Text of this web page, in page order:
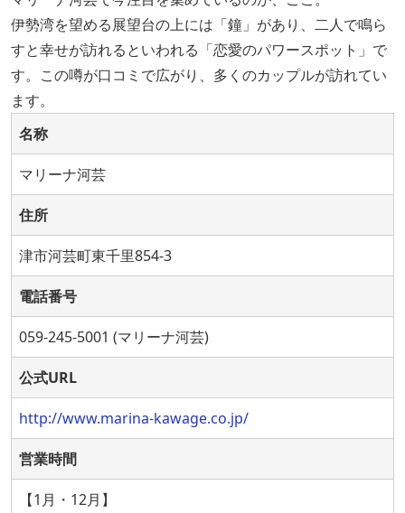
伊勢湾を望める展望台の上には「鐘」があり、二人で鳴ら
すと幸せが訪れるといわれる「恋愛のパワースポット」で
す。この噂が口コミで広がり、多くのカップルが訪れてい
ます。
名称
マリーナ河芸
住所
津市河芸町東千里854-3
電話番号
059-245-5001 (マリーナ河芸)
公式URL
http://www.marina-kawage.co.jp/
営業時間
【1月・12月】